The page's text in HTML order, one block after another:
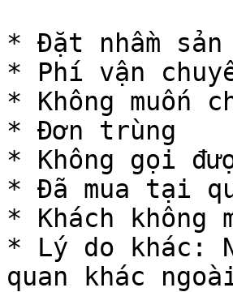
* Đặt nhầm sản
* Phí vận
* Không muốn
* Đơn trùng
* Không gọi
* Đã mua tại
* Khách không
* Lý do khác:
quan khác